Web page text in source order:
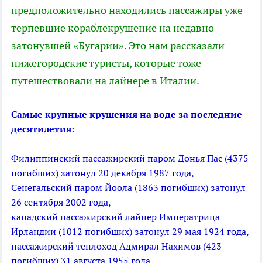
предположительно находились пассажиры уже
терпевшие кораблекрушение на недавно
затонувшей «Бугарии». Это нам рассказали
нижегородские туристы, которые тоже
путешествовали на лайнере в Италии.
Самые крупные крушения на воде за последние
десятилетия:
Филиппинский пассажирский паром Донья Пас (4375
погибших) затонул 20 декабря 1987 года,
Сенегальский паром Йоола (1863 погибших) затонул
26 сентября 2002 года,
канадский пассажирский лайнер Императрица
Ирландии (1012 погибших) затонул 29 мая 1924 года,
пассажирский теплоход Адмирал Нахимов (423
погибших) 31 августа 1955 года.